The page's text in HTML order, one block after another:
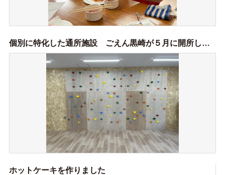
個別に特化した通所施設 ごえん黒崎が５月に開所しました。
ホットケーキを作りました